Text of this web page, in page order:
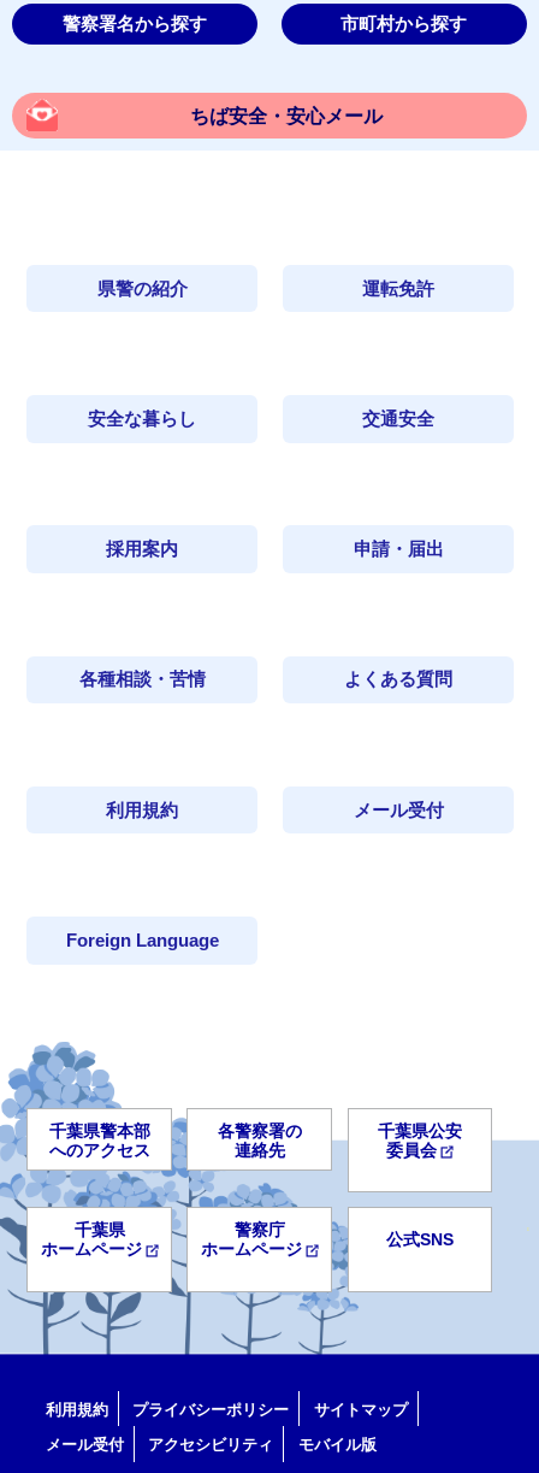
警察署名から探す 市町村から探す
ちば安全・安心メール
県警の紹介 運転免許
安全な暮らし 交通安全
採用案内 申請・届出
各種相談・苦情 よくある質問
利用規約 メール受付
Foreign Language
千葉県警本部
へのアクセス
各警察署の
連絡先
千葉県公安
委員会
千葉県
ホームページ
警察庁
ホームページ
公式SNS
利用規約 プライバシーポリシー
サイトマップ
メール受付
アクセシビリティ モバイル版